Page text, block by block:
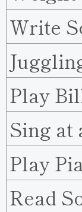
Write
Play
Sing at
Play
Read